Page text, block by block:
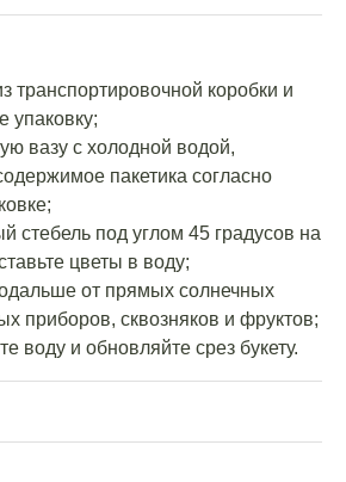
транспортировочной коробки и
упаковку;
вазу с холодной водой,
пакетика согласно
стебель под углом 45 градусов на
цветы в воду;
от прямых солнечных
приборов, сквозняков и фруктов;
воду и обновляйте срез букету.